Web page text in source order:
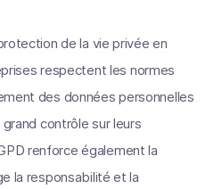
de la vie privée en
respectent les normes
des données personnelles
contrôle sur leurs
renforce également la
la responsabilité et la